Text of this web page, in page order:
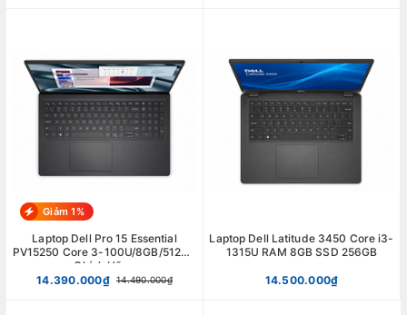
Giảm 1%
Laptop Dell Pro 15 Essential
PV15250 Core 3-100U/8GB/512GB
Chính Hãng
14.390.000₫
14.490.000₫
Laptop Dell Latitude 3450 Core i3-
1315U RAM 8GB SSD 256GB
14.500.000₫